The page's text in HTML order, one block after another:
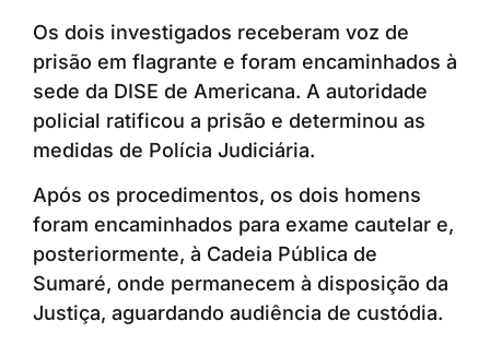
Os dois investigados receberam voz de
prisão em flagrante e foram encaminhados à
sede da DISE de Americana. A autoridade
policial ratificou a prisão e determinou as
medidas de Polícia Judiciária.
Após os procedimentos, os dois homens
foram encaminhados para exame cautelar e,
posteriormente, à Cadeia Pública de
Sumaré, onde permanecem à disposição da
Justiça, aguardando audiência de custódia.